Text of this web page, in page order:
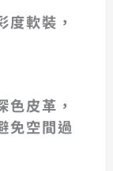
軟裝，
皮革，
免空間過